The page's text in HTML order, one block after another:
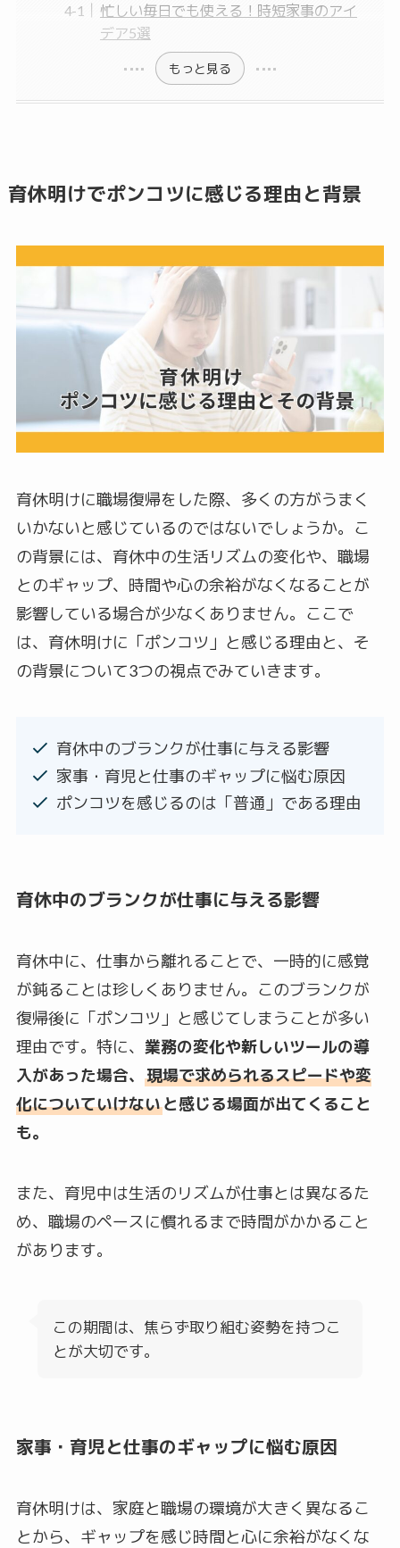
忙しい毎日でも使える！時短家事のアイ
デア5選
もっと見る
育休明けでポンコツに感じる理由と背景
育休明けに職場復帰をした際、多くの方がうまく
いかないと感じているのではないでしょうか。こ
の背景には、育休中の生活リズムの変化や、職場
とのギャップ、時間や心の余裕がなくなることが
影響している場合が少なくありません。ここで
は、育休明けに「ポンコツ」と感じる理由と、そ
の背景について3つの視点でみていきます。
育休中のブランクが仕事に与える影響
家事・育児と仕事のギャップに悩む原因
ポンコツを感じるのは「普通」である理由
育休中のブランクが仕事に与える影響
育休中に、仕事から離れることで、一時的に感覚
が鈍ることは珍しくありません。このブランクが
復帰後に「ポンコツ」と感じてしまうことが多い
理由です。特に、 業務の変化や新しいツールの導
入があった場合、 現場で求められるスピードや変
化についていけないと感じる場面が出てくること
も。
また、育児中は生活のリズムが仕事とは異なるた
め、職場のペースに慣れるまで時間がかかること
があります。
この期間は、焦らず取り組む姿勢を持つこ
とが大切です。
家事・育児と仕事のギャップに悩む原因
育休明けは、家庭と職場の環境が大きく異なるこ
とから、ギャップを感じ時間と心に余裕がなくな